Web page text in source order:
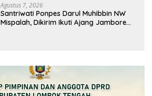
Agustus 7, 2026
Santriwati Ponpes Darul Muhibbin NW
Mispalah, Dikirim Ikuti Ajang Jambore